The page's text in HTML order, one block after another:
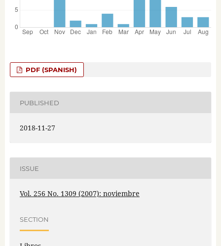
PDF (SPANISH)
PUBLISHED
2018-11-27
ISSUE
Vol. 256 No. 1309 (2007): noviembre
SECTION